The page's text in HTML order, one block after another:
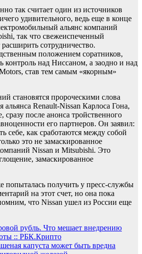
так считает один из источников
удивительного, ведь еще в конце
альянс компаний
так что свежеиспеченный
сотрудничество.
положением соратников,
контроль над Ниссаном, а заодно и над
став тем самым «якорным»
становятся пророческими слова
альянса Renault-Nissan Карлоса Гона,
сразу после анонса тройственного
его партнеров. Он заявил:
себе, как сработаются между собой
это не замаскированное
Nissan и Mitsubishi. Это
замаскированное
попыталась получить у пресс-службы
на этот счет, но она пока
что Nissan ушел из России еще
рубль. Что мешает внедрению
:: РБК.Крипто
капуста может быть вредна